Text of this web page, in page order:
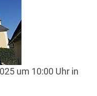
um 10:00 Uhr in